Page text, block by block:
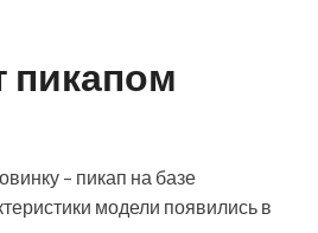
пикапом
– пикап на базе
модели появились в